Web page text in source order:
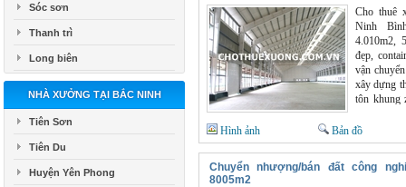
Sóc sơn
Thanh trì
Long biên
NHÀ XƯỞNG TẠI BẮC NINH
Tiên Sơn
Tiên Du
Huyện Yên Phong
Cho thuê
Ninh
4.010m2,
đẹp,
vận
xây dựng
tôn khung
DN thuê
thuộc khu
lao động,
cho thuê
Hình ảnh Bản đồ
Chuyển nhượng/bán đất công
8005m2